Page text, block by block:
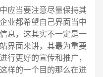
当要注意尽量保持其
业都希望自己界面当中
息，这其实不一定是一
界面来讲，其最为重要
行更好的宣传和推广，
样的一个目的那么在进